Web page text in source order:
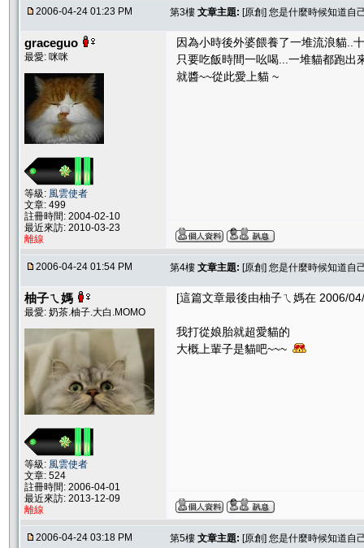
2006-04-24 01:23 PM 第3樓 文章主題: [原創] 您是什麼時候知道自
graceguo
最愛: 咪咪
等級: 風雲使者
文章: 499
註冊時間: 2004-02-10
最近來訪: 2010-03-23
離線
因為小時後外婆餵養了一堆流浪貓..
只要吃飯時間一吆喝...一堆貓都跑出
就醬~~從此愛上貓 ~
2006-04-24 01:54 PM 第4樓 文章主題: [原創] 您是什麼時候知道自
柚子ㄟ媽
最愛: 奶茶.柚子.大白.MOMO
等級: 風雲使者
文章: 524
註冊時間: 2006-04-01
最近來訪: 2013-12-09
離線
[這篇文章最後由柚子ㄟ媽在 2006/
我打從娘胎就超愛貓的
大概上輩子是貓吧~~~
2006-04-24 03:18 PM 第5樓 文章主題: [原創] 您是什麼時候知道自